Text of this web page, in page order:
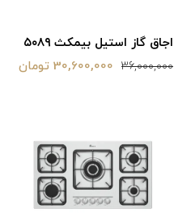
اجاق گاز استیل بیمکث ۵۰۸۹
36,000,000 30,600,000 تومان